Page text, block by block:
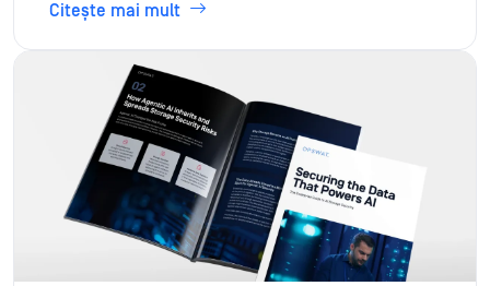
Citește mai mult